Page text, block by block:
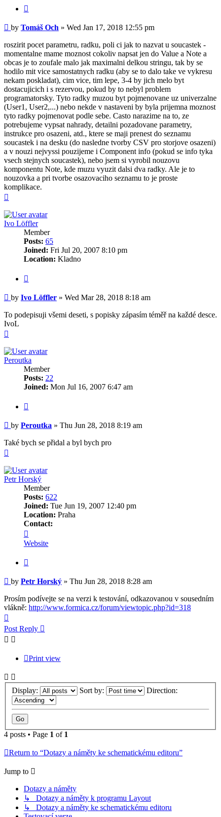
Post
by Tomáš Och » Wed Jan 17, 2018 12:55 pm
roszirit pocet parametru, radku, poli ci jak to nazvat u soucastek -
momentalne mame moznost cokoliv napsat jen do Value a Note a
obcas je to zoufale malo jak maximalni delkou stringu, tak by se
hodilo mit vice samostatnych radku (aby se to dalo take ve vykresu
nekam poskladat), cim vice, tim lepe, 3-4 by jich melo byt
dostacujicich i s rezervou, pokud by to nebyl problem
programatorsky. Tyto radky muzou byt pojmenovane uz univerzalne
(User1, User2,...) nebo nekde v nastaveni by byla prijemna moznost
tyto radky pojmenovat podle sebe. Casto narazime na to, ze
potrebujeme vypsat nahrady, detailni pozadovane parametry,
instrukce pro osazeni, atd., ktere se maji prenest do seznamu
soucastek i na desku (do nasledne tvorby CSV pro storjove osazeni)
a v nouzi nejvyssi pouzijeme i Component info (pokud se info tyka
vsech stejnych soucastek), nebo jsem si vyrobil nouzovu
komponentu Note, kde muzu vyuzit dalsi dva radky. Ale je to
nouzovka a pri tvorbe osazovaciho seznamu to je proste
komplikace.
Ivo Löffler
Member
Posts: 65
Joined: Fri Jul 20, 2007 8:10 pm
Location: Kladno
Post
by Ivo Löffler » Wed Mar 28, 2018 8:18 am
To podepisuji všemi deseti, s popisky zápasím téměř na každé desce.
IvoL
Peroutka
Member
Posts: 22
Joined: Mon Jul 16, 2007 6:47 am
Post
by Peroutka » Thu Jun 28, 2018 8:19 am
Také bych se přidal a byl bych pro
Petr Horský
Member
Posts: 622
Joined: Tue Jun 19, 2007 12:40 pm
Location: Praha
Contact:
Petr
Horský
Website
Post
by Petr Horský » Thu Jun 28, 2018 8:28 am
Prosím podívejte se na verzi k testování, odkazovanou v sousedním
vlákně: http://www.formica.cz/forum/viewtopic.php?id=318
Post Reply
Print view
Display: Sort by: Direction:
4 posts • Page 1 of 1
Return to “Dotazy a náměty ke schematickému editoru”
Jump to
Dotazy a náměty
↳ Dotazy a náměty k programu Layout
↳ Dotazy a náměty ke schematickému editoru